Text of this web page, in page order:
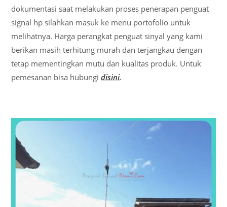
dokumentasi saat melakukan proses penerapan penguat
signal hp silahkan masuk ke menu portofolio untuk
melihatnya. Harga perangkat penguat sinyal yang kami
berikan masih terhitung murah dan terjangkau dengan
tetap mementingkan mutu dan kualitas produk. Untuk
pemesanan bisa hubungidisini.